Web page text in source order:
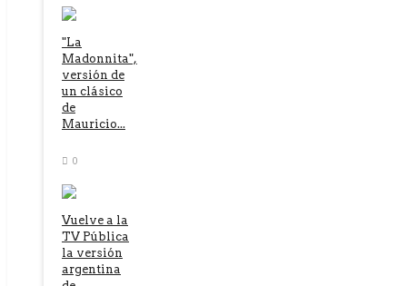
"La
Madonnita",
versión de
un clásico
de
Mauricio...
0
Vuelve a la
TV Pública
la versión
argentina